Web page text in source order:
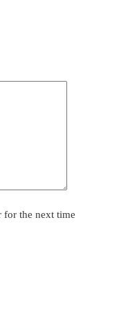
for the next time